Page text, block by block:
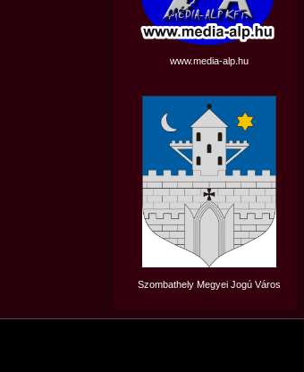
www.media-alp.hu
Szombathely Megyei Jogú Város